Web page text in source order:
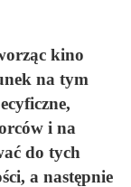
kino
na tym
i na
do tych
a następnie